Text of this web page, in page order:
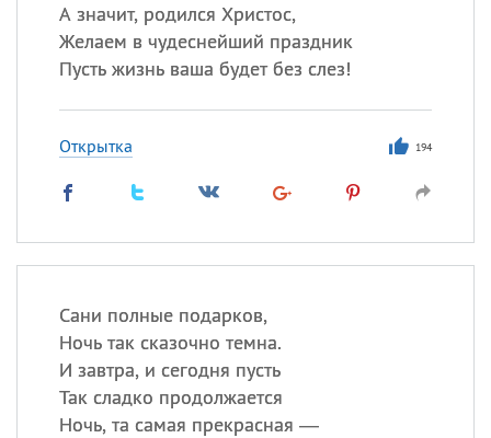
А значит, родился Христос,
Желаем в чудеснейший праздник
Пусть жизнь ваша будет без слез!
Открытка 194
Сани полные подарков,
Ночь так сказочно темна.
И завтра, и сегодня пусть
Так сладко продолжается
Ночь, та самая прекрасная —